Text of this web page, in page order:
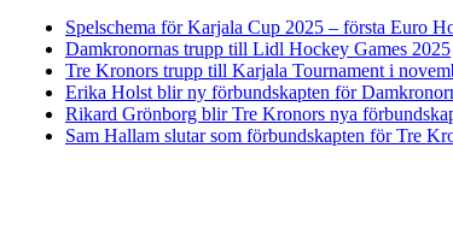
Spelschema för Karjala Cup 2025 – första Euro
Damkronornas trupp till Lidl Hockey Games 2025
Tre Kronors trupp till Karjala Tournament i
Erika Holst blir ny förbundskapten för
Rikard Grönborg blir Tre Kronors nya
Sam Hallam slutar som förbundskapten för Tre